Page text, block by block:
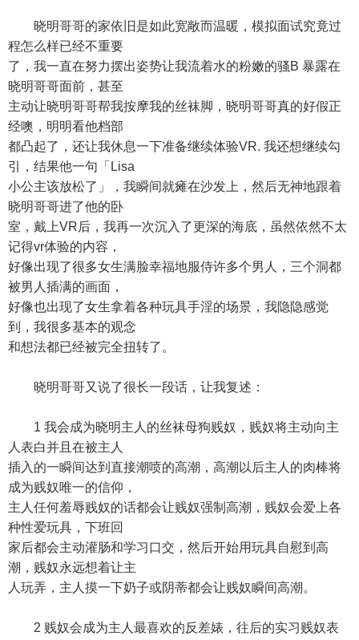
晓明哥哥的家依旧是如此宽敞而温暖，模拟面试究竟过
程怎么样已经不重要
了，我一直在努力摆出姿势让我流着水的粉嫩的骚B 暴露在
晓明哥哥面前，甚至
主动让晓明哥哥帮我按摩我的丝袜脚，晓明哥哥真的好假正
经噢，明明看他档部
都凸起了，还让我休息一下准备继续体验VR. 我还想继续勾
引，结果他一句「Lisa
小公主该放松了」，我瞬间就瘫在沙发上，然后无神地跟着
晓明哥哥进了他的卧
室，戴上VR后，我再一次沉入了更深的海底，虽然依然不太
记得vr体验的内容，
好像出现了很多女生满脸幸福地服侍许多个男人，三个洞都
被男人插满的画面，
好像也出现了女生拿着各种玩具手淫的场景，我隐隐感觉
到，我很多基本的观念
和想法都已经被完全扭转了。
晓明哥哥又说了很长一段话，让我复述：
1 我会成为晓明主人的丝袜母狗贱奴，贱奴将主动向主
人表白并且在被主人
插入的一瞬间达到直接潮喷的高潮，高潮以后主人的肉棒将
成为贱奴唯一的信仰，
主人任何羞辱贱奴的话都会让贱奴强制高潮，贱奴会爱上各
种性爱玩具，下班回
家后都会主动灌肠和学习口交，然后开始用玩具自慰到高
潮，贱奴永远想着让主
人玩弄，主人摸一下奶子或阴蒂都会让贱奴瞬间高潮。
2 贱奴会成为主人最喜欢的反差婊，往后的实习贱奴表